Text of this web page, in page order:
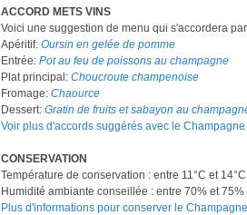
ACCORD METS VINS
Voici une suggestion de menu qui s'accordera
Apéritif: Oursin en gelée de pomme
Entrée: Pot au feu de poissons au champagne
Plat principal: Choucroute champenoise
Fromage: Chaource
Dessert: Gratin de fruits et sabayon au
Voir plus d'accords suggérés avec le
CONSERVATION
Température de conservation : entre 11°C et 14°C
Humidité ambiante conseillée : entre 70% et 75%
Plus d'informations pour conserver le